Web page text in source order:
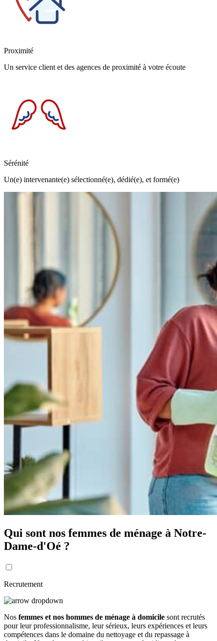
Proximité
Un service client et des agences de proximité à votre écoute
Sérénité
Un(e) intervenante(e) sélectionné(e), dédié(e), et formé(e)
Qui sont nos femmes de ménage à Notre-
Dame-d'Oé ?
Recrutement
Nos femmes et nos hommes de ménage à domicile sont recrutés
pour leur professionnalisme, leur sérieux, leurs expériences et leurs
compétences dans le domaine du nettoyage et du repassage à